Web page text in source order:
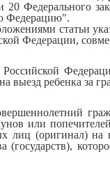
20 Федерального
Федерацию".
статьи
Федерации,
выезд ребенка за
или
лиц (оригинал) на
(государств),